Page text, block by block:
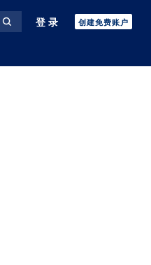
登录 创建免费账户